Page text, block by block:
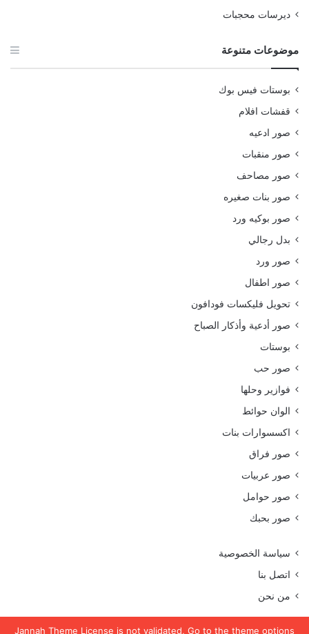
Jannah Theme License is not validated, Go to the theme options
ديرسات محجبات
موضوعات متنوعة
بوستات فيس بوك
قفشات افلام
صور ادعيه
صور منقبات
صور مصاحف
صور بنات صغيره
صور بوكيه ورد
بدل رجالي
صور ورد
صور اطفال
تحويل فليكسات فودافون
صور أدعية وأذكار الصباح
بوستات
صور حب
فوازير وحلها
الوان حوائط
اكسسوارات بنات
صور فراق
صور عربيات
صور حوامل
صور بحبك
سياسة الخصوصية
اتصل بنا
من نحن